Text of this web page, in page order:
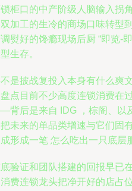
柜口的中产阶级人脑输入拐
加工的生冷的商场口味转型
熨好的馋瘾现场后厨 “即览-
生存。
是披战复投入本身有什么
点目前不少高度连锁消费在
背后是来自 IDG ，棕阁、以
未来的单品类增速与它们固
形成一笔 怎么吃出一只底层
验证和团队搭建的回报早已
费连锁龙头把净开好的店占